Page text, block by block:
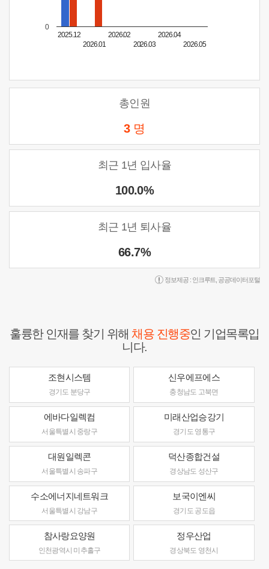
2025.12
2026.01
2026.02
2026.03
2026.04
2026.05
0
총인원
3 명
최근 1년 입사율
100.0%
최근 1년 퇴사율
66.7%
정보제공 : 인크루트 공공데이터포털
훌륭한 인재를 찾기 위해채용 진행중인 기업목록입
니다.
조현시스템
경기도 분당구
신우에프에스
충청남도 고북면
에바다일렉컴
서울특별시 중랑구
미래산업승강기
경기도 영통구
대원일렉콘
서울특별시 송파구
덕산종합건설
경상남도 성산구
수소에너지네트워크
서울특별시 강남구
보국이엔씨
경기도 공도읍
참사랑요양원
인천광역시 미추홀구
정우산업
경상북도 영천시